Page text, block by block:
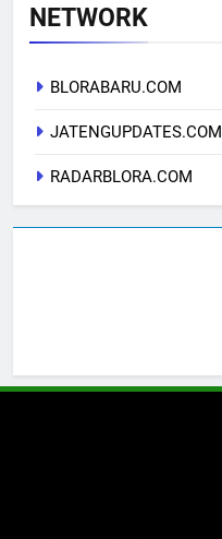
NETWORK
BLORABARU.COM
JATENGUPDATES.COM
RADARBLORA.COM